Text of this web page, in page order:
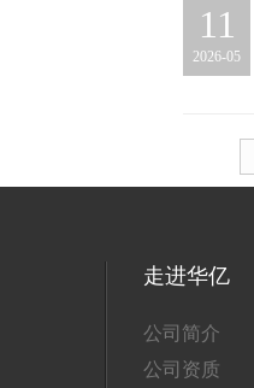
11
2026-05
走进华亿
公司简介
公司资质